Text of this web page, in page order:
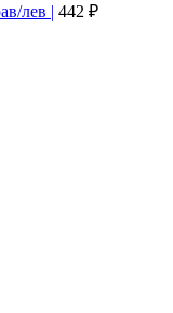
лев | 442 ₽